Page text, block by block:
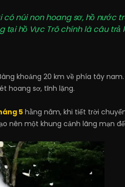
núi non hoang sơ, hồ nước
hồ Vực Trô chính là câu trả
khoảng 20 km về phía tây
hoang sơ, tĩnh lặng.
5 hằng năm, khi tiết trời
nên một khung cảnh lãng mạn